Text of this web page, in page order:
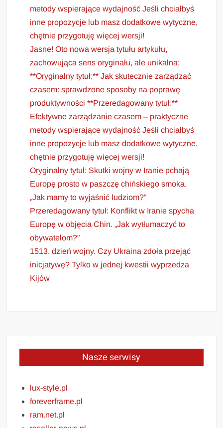
metody wspierające wydajność Jeśli chciałbyś
inne propozycje lub masz dodatkowe wytyczne,
chętnie przygotuję więcej wersji!
Jasne! Oto nowa wersja tytułu artykułu,
zachowująca sens oryginału, ale unikalna:
**Oryginalny tytuł:** Jak skutecznie zarządzać
czasem: sprawdzone sposoby na poprawę
produktywności **Przeredagowany tytuł:**
Efektywne zarządzanie czasem – praktyczne
metody wspierające wydajność Jeśli chciałbyś
inne propozycje lub masz dodatkowe wytyczne,
chętnie przygotuję więcej wersji!
Oryginalny tytuł: Skutki wojny w Iranie pchają
Europę prosto w paszczę chińskiego smoka.
„Jak mamy to wyjaśnić ludziom?”
Przeredagowany tytuł: Konflikt w Iranie spycha
Europę w objęcia Chin. „Jak wytłumaczyć to
obywatelom?”
1513. dzień wojny. Czy Ukraina zdoła przejąć
inicjatywę? Tylko w jednej kwestii wyprzedza
Kijów
Nasze serwisy
lux-style.pl
foreverframe.pl
ram.net.pl